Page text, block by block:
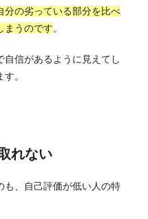
分の劣っている部分を比べ
まうのです。
信があるように見えてし
。
れない
も、自己評価が低い人の特